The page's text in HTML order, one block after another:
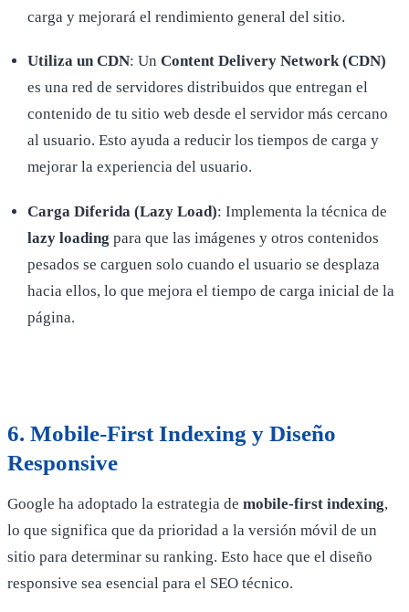
carga y mejorará el rendimiento general del sitio.
Utiliza un CDN: UnContent Delivery Network (CDN)
es una red de servidores distribuidos que entregan el
contenido de tu sitio web desde el servidor más cercano
al usuario. Esto ayuda a reducir los tiempos de carga y
mejorar la experiencia del usuario.
Carga Diferida (Lazy Load): Implementa la técnica de
lazy loading para que las imágenes y otros contenidos
pesados se carguen solo cuando el usuario se desplaza
hacia ellos, lo que mejora el tiempo de carga inicial de la
página.
6. Mobile-First Indexing y Diseño
Responsive
Google ha adoptado la estrategia de mobile-first indexing,
lo que significa que da prioridad a la versión móvil de un
sitio para determinar su ranking. Esto hace que el diseño
responsive sea esencial para el SEO técnico.